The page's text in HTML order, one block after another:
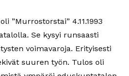
”Murrostorstai” 4.11.1993
Se kysyi runsaasti
voimavaroja. Erityisesti
suuren työn. Tulos oli